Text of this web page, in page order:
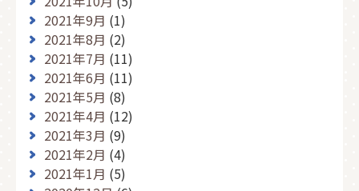
2021年9月 (1)
2021年8月 (2)
2021年7月 (11)
2021年6月 (11)
2021年5月 (8)
2021年4月 (12)
2021年3月 (9)
2021年2月 (4)
2021年1月 (5)